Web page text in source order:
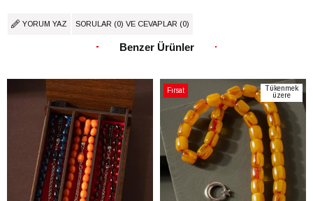
YORUM YAZ SORULAR (0) VE CEVAPLAR (0)
Benzer Ürünler
Fırsat
Ürünü
Tükenmek
üzere